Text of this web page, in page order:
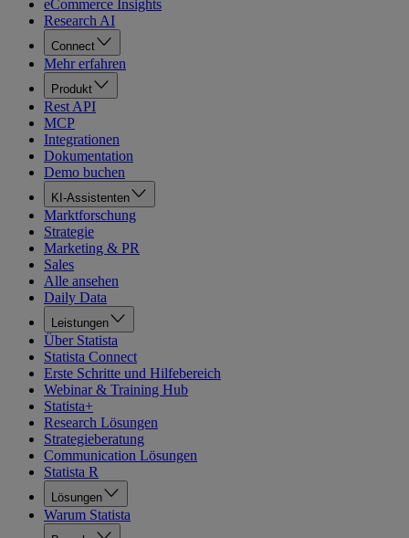
eCommerce Insights
Research AI
Connect
Mehr erfahren
Produkt
Rest API
MCP
Integrationen
Dokumentation
Demo buchen
KI-Assistenten
Marktforschung
Strategie
Marketing & PR
Sales
Alle ansehen
Daily Data
Leistungen
Über Statista
Statista Connect
Erste Schritte und Hilfebereich
Webinar & Training Hub
Statista+
Research Lösungen
Strategieberatung
Communication Lösungen
Statista R
Lösungen
Warum Statista